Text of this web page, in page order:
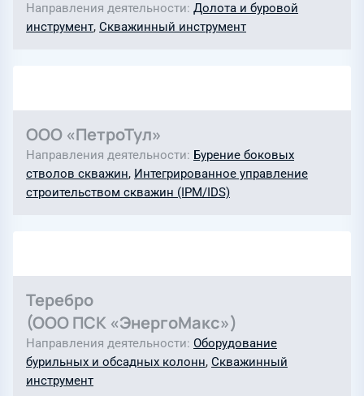
Направления деятельности Долота и буровой
инструмент, Скважинный инструмент
ООО «ПетроТул»
Направления деятельности Бурение боковых
стволов скважин, Интегрированное управление
строительством скважин (IPM/IDS)
Теребро
(ООО ПСК «ЭнергоМакс»)
Направления деятельности Оборудование
бурильных и обсадных колонн, Скважинный
инструмент